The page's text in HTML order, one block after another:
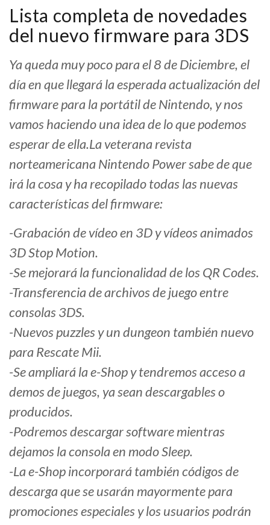
Lista completa de novedades
del nuevo firmware para 3DS
Ya queda muy poco para el 8 de Diciembre, el
día en que llegará la esperada actualización del
firmware para la portátil de Nintendo, y nos
vamos haciendo una idea de lo que podemos
esperar de ella.La veterana revista
norteamericana Nintendo Power sabe de que
irá la cosa y ha recopilado todas las nuevas
características del firmware:
-Grabación de vídeo en 3D y vídeos animados
3D Stop Motion.
-Se mejorará la funcionalidad de los QR Codes.
-Transferencia de archivos de juego entre
consolas 3DS.
-Nuevos puzzles y un dungeon también nuevo
para Rescate Mii.
-Se ampliará la e-Shop y tendremos acceso a
demos de juegos, ya sean descargables o
producidos.
-Podremos descargar software mientras
dejamos la consola en modo Sleep.
-La e-Shop incorporará también códigos de
descarga que se usarán mayormente para
promociones especiales y los usuarios podrán